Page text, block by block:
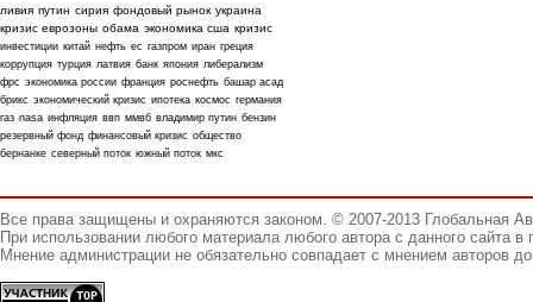
ливия путин сирия фондовый рынок украина
кризис еврозоны обама экономика сша кризис
инвестиции китай нефть ес газпром иран греция
коррупция турция латвия банк япония либерализм
фрс экономика россии франция роснефть башар асад
брикс экономический кризис ипотека космос германия
газ nasa инфляция ввп ммвб владимир путин бензин
резервный фонд финансовый кризис общество
бернанке северный поток южный поток мкс
Все права защищены и охраняются законом. © 2007-2013 Глобальная
При использовании любого материала любого автора с данного сайта
Мнение администрации не обязательно совпадает с мнением авторов